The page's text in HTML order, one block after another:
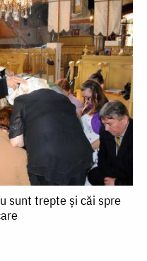
sunt trepte şi căi spre